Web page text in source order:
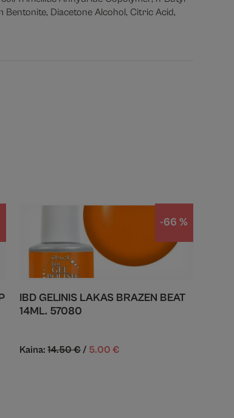
Diacetone Alcohol, Citric Acid,
-66 %
IBD GELINIS LAKAS BRAZEN BEAT
14ML. 57080
Kaina:14.50€/ 5.00€